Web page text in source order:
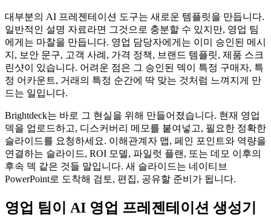
대부분의 AI 프레젠테이션 도구는 새로운 템플릿을 만듭니다.
일반적인 설명 자료라면 그것으로 충분할 수 있지만, 영업 팀
에게는 마찰을 만듭니다. 영업 담당자에게는 이미 승인된 메시
지, 보안 문구, 고객 사례, 가격 정책, 브랜드 템플릿, 제품 스크
린샷이 있습니다. 어려운 점은 그 승인된 덱이 특정 구매자, 특
정 어카운트, 거래의 특정 순간에 딱 맞는 것처럼 느껴지게 만
드는 일입니다.
Brightdeck는 바로 그 현실을 위해 만들어졌습니다. 현재 영업
덱을 업로드하고, 디스커버리 메모를 붙여넣고, 필요한 정확한
슬라이드를 요청하세요. 이해관계자 맵, 페인 포인트와 역량을
연결하는 슬라이드, ROI 모델, 파일럿 플랜, 또는 데모 이후의
후속 덱 같은 것들 말입니다. 새 슬라이드는 네이티브
PowerPoint로 도착해 검토, 편집, 공유할 준비가 됩니다.
영업 팀이 AI 영업 프레젠테이션 생성기